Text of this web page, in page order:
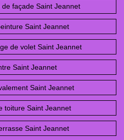
façade Saint Jeannet
Saint Jeannet
de volet Saint Jeannet
Saint Jeannet
Saint Jeannet
toiture Saint Jeannet
Saint Jeannet